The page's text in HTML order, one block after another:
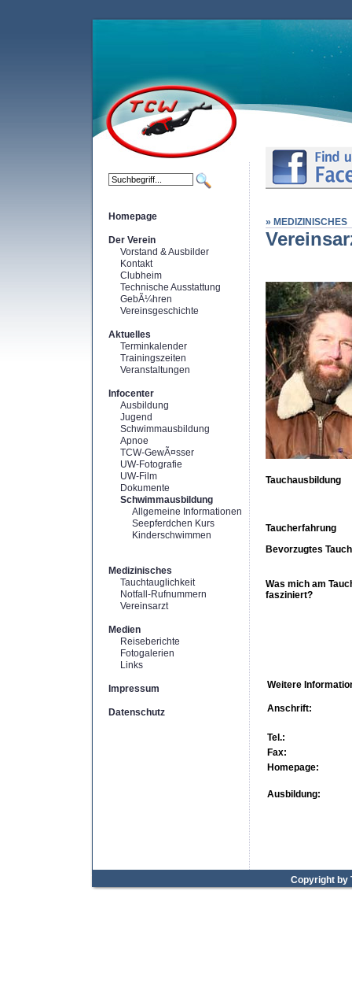
Homepage
Der Verein
Vorstand & Ausbilder
Kontakt
Clubheim
Technische Ausstattung
GebÃ¼hren
Vereinsgeschichte
Aktuelles
Terminkalender
Trainingszeiten
Veranstaltungen
Infocenter
Ausbildung
Jugend
Schwimmausbildung
Apnoe
TCW-GewÃ¤sser
UW-Fotografie
UW-Film
Dokumente
Schwimmausbildung
Allgemeine Informationen
Seepferdchen Kurs
Kinderschwimmen
Medizinisches
Tauchtauglichkeit
Notfall-Rufnummern
Vereinsarzt
Medien
Reiseberichte
Fotogalerien
Links
Impressum
Datenschutz
» MEDIZINISCHES
Tauchausbildung
Taucherfahrung
Bevorzugtes
Was mich am
fasziniert?
Weitere
Anschrift:
Tel.:
Fax:
Homepage:
Ausbildung:
Copyright by